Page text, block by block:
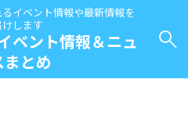
イベント情報や最新情報を
します
ベント情報＆ニュ
まとめ